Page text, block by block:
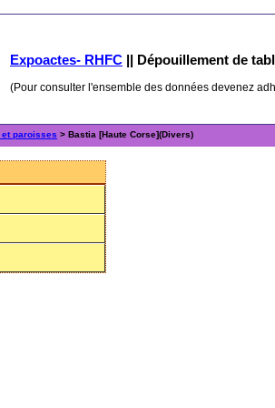
Expoactes- RHFC || Dépouillement de
(Pour consulter l'ensemble des données devenez
et paroisses > Bastia [Haute Corse](Divers)